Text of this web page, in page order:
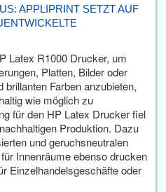
APPLIPRINT SETZT AUF
Latex R1000 Drucker, um
Platten, Bilder oder
Farben anzubieten,
wie möglich zu
für den HP Latex Drucker fiel
Produktion. Dazu
und geruchsneutralen
Innenräume ebenso drucken
Einzelhandelsgeschäfte oder